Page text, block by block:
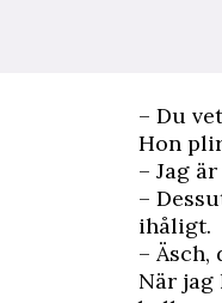
– Du
Hon
– Jag
–
ihåligt.
–
När jag